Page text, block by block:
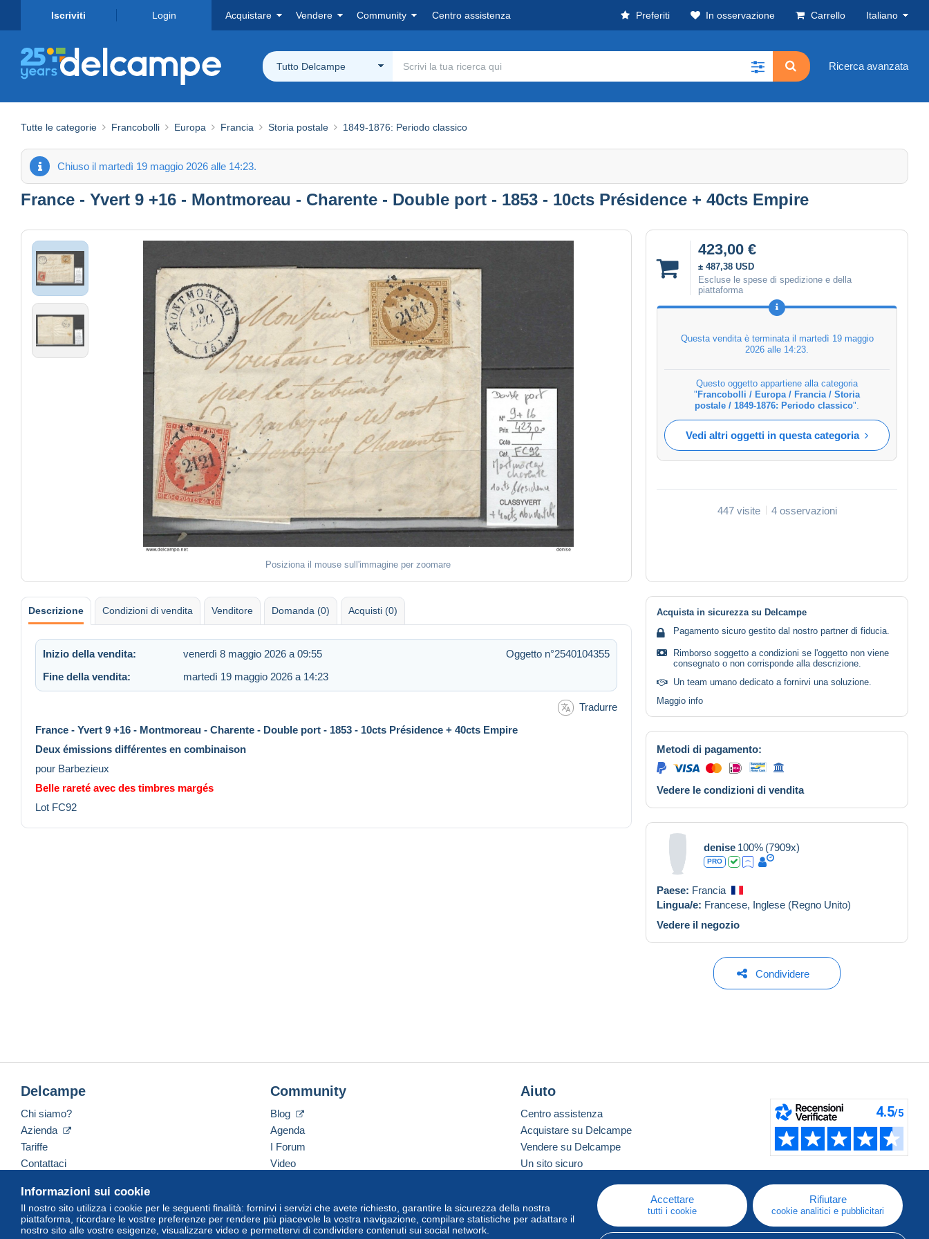
Iscriviti Login Acquistare Vendere Community Centro assistenza Preferiti In osservazione Carrello Italiano
Tutto Delcampe Ricerca avanzata
Tutte le categorie Francobolli Europa Francia Storia postale 1849-1876: Periodo classico
Chiuso il martedì 19 maggio 2026 alle 14:23.
France - Yvert 9 +16 - Montmoreau - Charente - Double port - 1853 - 10cts Présidence + 40cts Empire
Posiziona il mouse sull'immagine per zoomare
423,00 €
± 487,38 USD
Escluse le spese di spedizione e della
piattaforma
Questa vendita è terminata il martedì 19 maggio
2026 alle 14:23
Questo oggetto appartiene alla categoria
" Francobolli / Europa / Francia / Storia
postale / 1849-1876: Periodo classico".
Vedi altri oggetti in questa categoria
447 visite 4 osservazioni
Descrizione Condizioni di vendita Venditore Domanda (0) Acquisti (0)
Inizio della vendita: venerdì 8 maggio 2026 a 09:55
Oggetto n°2540104355
Fine della vendita:
martedì 19 maggio 2026 a 14:23
Tradurre
France - Yvert 9 +16 - Montmoreau - Charente - Double port - 1853 - 10cts Présidence + 40cts Empire
Deux émissions différentes en combinaison
pour Barbezieux
Belle rareté avec des timbres margés
Lot FC92
Acquista in sicurezza su Delcampe
Pagamento sicuro gestito dal nostro partner di fiducia.
Rimborso soggetto a condizioni se l'oggetto non viene
consegnato o non corrisponde alla descrizione.
Un team umano dedicato a fornirvi una soluzione.
Maggio info
Metodi di pagamento:
Vedere le condizioni di vendita
denise 100% (7909x)
PRO
Paese: Francia
Lingua/e: Francese, Inglese (Regno Unito)
Vedere il negozio
Condividere
Informazioni sui cookie
Il nostro sito utilizza i cookie per le seguenti finalità: fornirvi i servizi che avete richiesto, garantire la sicurezza della nostra
piattaforma, ricordare le vostre preferenze per rendere più piacevole la vostra navigazione, compilare statistiche per adattare il
nostro sito alle vostre esigenze, visualizzare video e permettervi di condividere contenuti sui social network.
Accettare
tutti i cookie
Rifiutare
cookie analitici e pubblicitari
Delcampe
Chi siamo?
Azienda
Tariffe
Contattaci
Community
Blog
Agenda
I Forum
Video
Aiuto
Centro assistenza
Acquistare su Delcampe
Vendere su Delcampe
Un sito sicuro
Italiano USD America/Indiana/Vevay Versione standard